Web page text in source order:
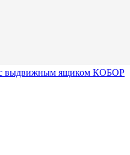
с выдвижным ящиком КОБОР